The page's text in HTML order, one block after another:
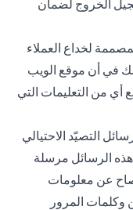
الخروج لضمان
لخداع العملاء
في أن موقع الويب
أي من التعليمات التي
التصيّد الاحتيالي
هذه الرسائل مرسلة
عن معلومات
المرور